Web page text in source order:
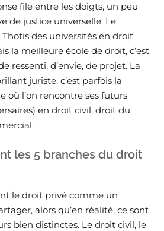
file entre les doigts, un peu
de justice universelle. Le
des universités en droit
la meilleure école de droit, c’est
ressenti, d’envie, de projet. La
juriste, c’est parfois la
où l’on rencontre ses futurs
en droit civil, droit du
les 5 branches du droit
le droit privé comme un
alors qu’en réalité, ce sont
bien distinctes. Le droit civil, le